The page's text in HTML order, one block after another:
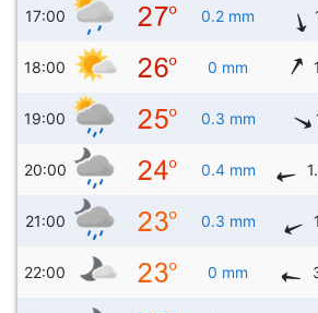
17:00 0.2 mm
18:00 0 mm
19:00 0.3 mm
20:00 0.4 mm
21:00 0.3 mm
22:00 0 mm